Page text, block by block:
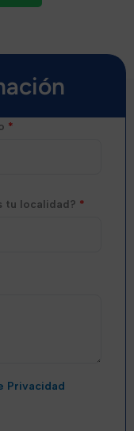
*
tu localidad? *
Privacidad